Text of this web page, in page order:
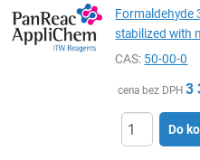
Formaldehyde
stabilized with
CAS: 50-00-0
cena bez DPH 3
Do